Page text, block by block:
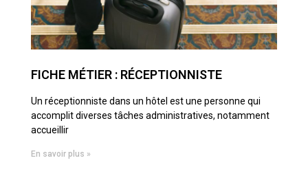
FICHE MÉTIER : RÉCEPTIONNISTE
Un réceptionniste dans un hôtel est une personne qui
accomplit diverses tâches administratives, notamment
accueillir
En savoir plus »